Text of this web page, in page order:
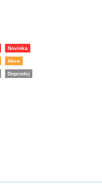
Novinka
Akce
Doprodej